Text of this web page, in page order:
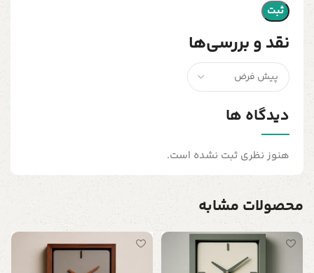
نقد و بررسی‌ها
دیدگاه ها
هنوز نظری ثبت نشده است.
محصولات مشابه